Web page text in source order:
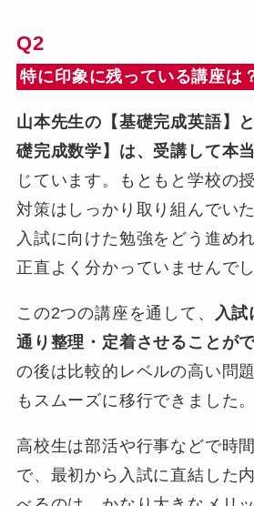
Q2
特に印象に残っている講座は
山本先生の【基礎完成英語】
礎完成数学】は、受講して本
じています。もともと学校の
対策はしっかり取り組んでい
入試に向けた勉強をどう進め
正直よく分かっていませんでし
この2つの講座を通して、
入
通り整理・定着させることが
の後は比較的レベルの高い問
もスムーズに移行できました。
高校生は部活や行事などで時
で、最初から入試に直結した